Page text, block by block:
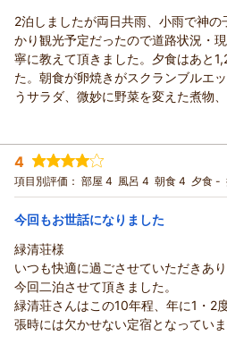
この度は当ホテルにご宿泊いただ
また、口コミにもご投稿頂き重ね
はご満足いただけたようで誠にあ
らもご満足いただけるようスタッ
又のご機会がございましたらご予約
この度は誠にありがとうございまし
2泊しましたが両日共雨、小雨で神
かり観光予定だったので道路状況・
寧に教えて頂きました。夕食はあと
た。朝食が卵焼きがスクランブルエ
うサラダ、微妙に野菜を変えた煮物
連日オレンジパン1種類のみでした。
宿泊時期： 2026年05月宿泊 (家族旅行)
投稿者： みーさんさん
宿泊プラン： 2食付(夕定食、朝食)プラ
朝・夕
宿泊価格帯： 11,001～12,000円(大人一人あ
ホテル緑清荘からの返信
この度は、当ホテルにご宿泊頂き誠
また口コミへのご投稿重ねて御礼申
お食事の件、ご満足いただけず申し
お客様へ少しでもご満足いただける
4
項目別評価： 部屋 4 風呂 4 朝食 4 夕食 -
今回もお世話になりました
緑清荘様
いつも快適に過ごさせていただきあ
今回二泊させて頂きました。
緑清荘さんはこの10年程、年に1・2
張時には欠かせない定宿となっていま